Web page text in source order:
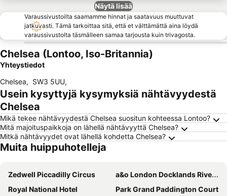
Näytä lisää
Varaussivustoilta saamamme hinnat ja saatavuus muuttuvat
jatkuvasti. Tämä tarkoittaa sitä, että et välttämättä aina löydä
varaussivustolta täsmälleen samaa tarjousta kuin trivagosta.
Chelsea (Lontoo, Iso-Britannia)
Yhteystiedot
Chelsea, SW3 5UU,
Usein kysyttyjä kysymyksiä nähtävyydestä
Chelsea
Mikä tekee nähtävyydestä Chelsea suositun kohteessa Lontoo?
Mitä majoituspaikkoja on lähellä nähtävyyttä Chelsea?
Mitkä nähtävyydet ovat lähellä kohdetta Chelsea?
Muita huippuhotelleja
Zedwell Piccadilly Circus
a&o London Docklands Riverside
Royal National Hotel
Park Grand Paddington Court